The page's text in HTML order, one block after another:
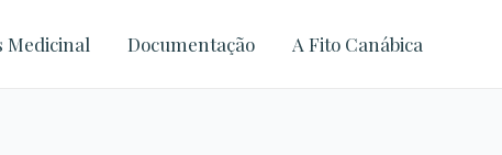
Medicinal Documentação A Fito Canábica